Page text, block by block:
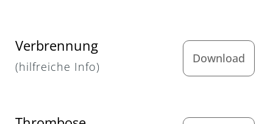
Verbrennung
(hilfreiche Info)
Download